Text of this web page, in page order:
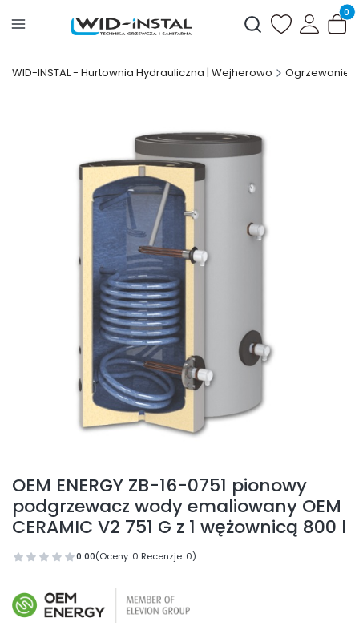
Otwórz
WID-INSTAL - Hurtownia Hydrauliczna | Wejherowo Ogrzewanie
OEM ENERGY ZB-16-0751 pionowy
podgrzewacz wody emaliowany OEM
CERAMIC V2 751 G z 1 wężownicą 800 l
0.00(Oceny: 0 Recenzje: 0)